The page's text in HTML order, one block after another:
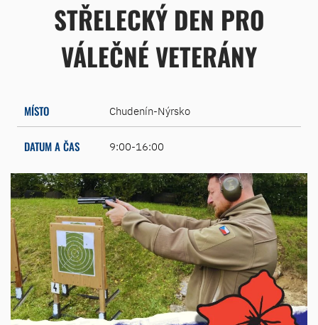
STŘELECKÝ DEN PRO
VÁLEČNÉ VETERÁNY
MÍSTO Chudenín-Nýrsko
DATUM A ČAS 9:00-16:00